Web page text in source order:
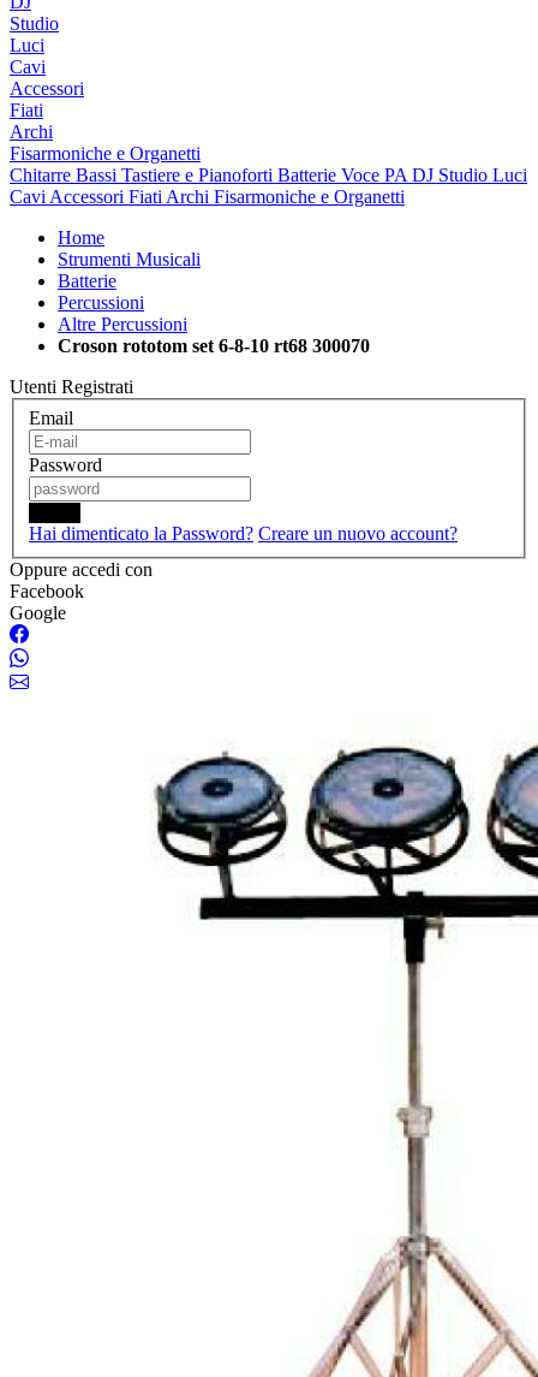
Studio
Luci
Cavi
Accessori
Fiati
Archi
Fisarmoniche e Organetti
Chitarre Bassi Tastiere e Pianoforti Batterie Voce PA DJ Studio Luci
Cavi Accessori Fiati Archi Fisarmoniche e Organetti
Home
Strumenti Musicali
Batterie
Percussioni
Altre Percussioni
Croson rototom set 6-8-10 rt68 300070
Utenti Registrati
Email
Password
Hai dimenticato la Password? Creare un nuovo account?
Oppure accedi con
Facebook
Google